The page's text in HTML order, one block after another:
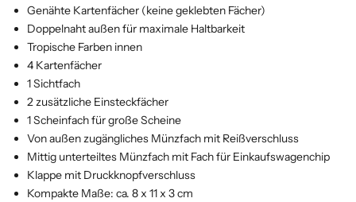
Genähte Kartenfächer (keine geklebten Fächer)
Doppelnaht außen für maximale Haltbarkeit
Tropische Farben innen
4 Kartenfächer
1 Sichtfach
2 zusätzliche Einsteckfächer
1 Scheinfach für große Scheine
Von außen zugängliches Münzfach mit Reißverschluss
Mittig unterteiltes Münzfach mit Fach für Einkaufswagenchip
Klappe mit Druckknopfverschluss
Kompakte Maße: ca. 8 x 11 x 3 cm